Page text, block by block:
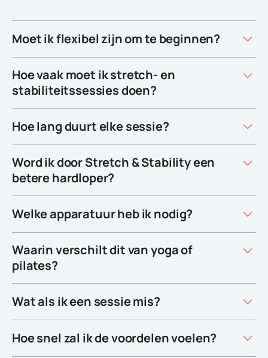
Moet ik flexibel zijn om te beginnen?
Hoe vaak moet ik stretch- en
stabiliteitssessies doen?
Hoe lang duurt elke sessie?
Word ik door Stretch & Stability een
betere hardloper?
Welke apparatuur heb ik nodig?
Waarin verschilt dit van yoga of
pilates?
Wat als ik een sessie mis?
Hoe snel zal ik de voordelen voelen?